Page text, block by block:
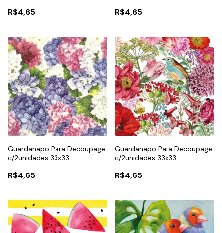
R$4,65 R$4,65
Guardanapo Para Decoupage
c/2unidades 33x33
R$4,65
Guardanapo Para Decoupage
c/2unidades 33x33
R$4,65